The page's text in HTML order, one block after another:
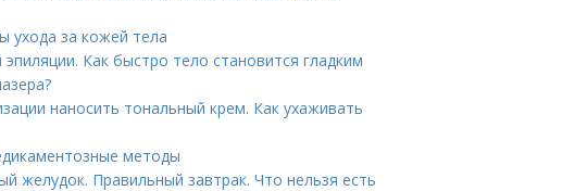
ухода за кожей тела
Как быстро тело становится гладким
наносить тональный крем. Как ухаживать
методы
желудок. Правильный завтрак. Что нельзя есть